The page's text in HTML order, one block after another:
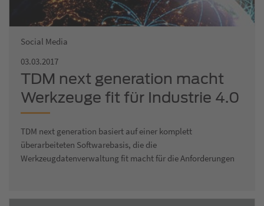
Social Media
03.03.2017
TDM next generation macht
Werkzeuge fit für Industrie 4.0
TDM next generation basiert auf einer komplett
überarbeiteten Softwarebasis, die die
Werkzeugdatenverwaltung fit macht für die Anforderungen